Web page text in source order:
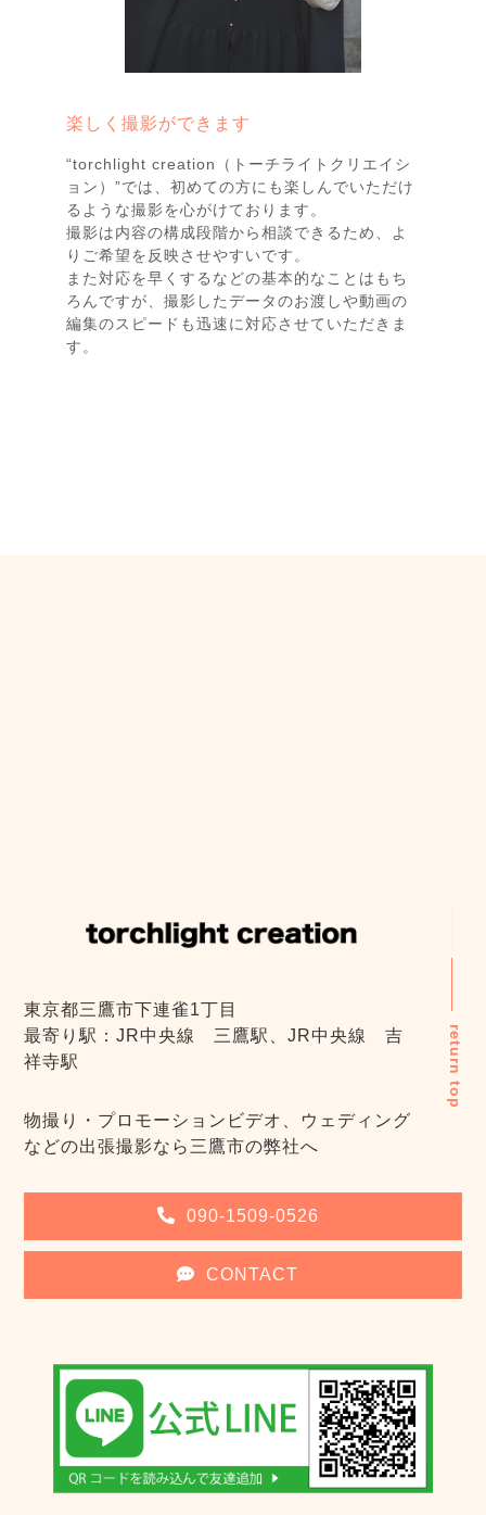
楽しく撮影ができます
“torchlight creation（トーチライトクリエイシ
ョン）”では、初めての方にも楽しんでいただけ
るような撮影を心がけております。
撮影は内容の構成段階から相談できるため、よ
りご希望を反映させやすいです。
また対応を早くするなどの基本的なことはもち
ろんですが、撮影したデータのお渡しや動画の
編集のスピードも迅速に対応させていただきま
す。
return top
東京都三鷹市下連雀1丁目
最寄り駅：JR中央線 三鷹駅、JR中央線 吉
祥寺駅
物撮り・プロモーションビデオ、ウェディング
などの出張撮影なら三鷹市の弊社へ
090-1509-0526
CONTACT